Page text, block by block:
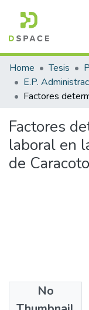
Communities &
All of DSpace
Statistics
Home Tesis
Factores
laboral en
de
No